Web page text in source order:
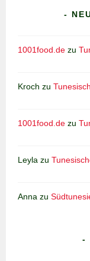
-
1001food.de zu
Kroch zu
1001food.de zu
Leyla zu
Anna zu
-